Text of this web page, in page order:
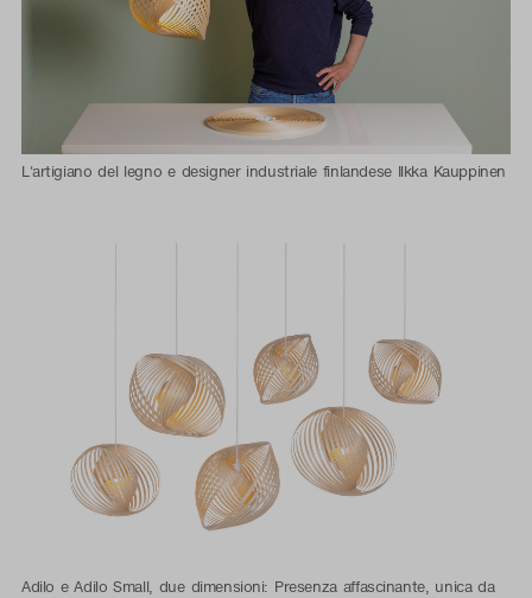
L'artigiano del legno e designer industriale finlandese Ilkka Kauppinen
Adilo e Adilo Small, due dimensioni: Presenza affascinante, unica da